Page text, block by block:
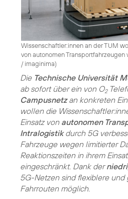
Wissenschaftler:innen an der TUM
von autonomen Transportfahrzeugen
/ imaginima)
Die Technische Universität
ab sofort über ein von O2
Campusnetzan konkreten
wollen die
Einsatz von autonomen
Intralogistikdurch 5G
Fahrzeuge wegen limitierter
Reaktionszeiten in ihrem
eingeschränkt. Dank der
5G-Netzen sind flexiblere und
Fahrrouten möglich.